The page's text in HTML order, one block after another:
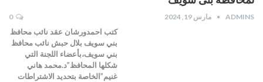
ADMINS مارس 19, 2024 0
كتب احمدورشان عقد نائب محافظ
بني سويف بلال حبش نائب محافظ
بني سويف،بأعضاء اللجنة التي
شكلها المحافظ”د.محمد هاني
غنيم”الخاصة بتحديد الاشتراطات